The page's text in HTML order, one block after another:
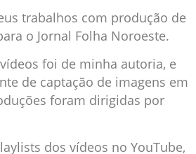
trabalhos com produção de
o Jornal Folha Noroeste.
foi de minha autoria, e
de captação de imagens em
foram dirigidas por
dos vídeos no YouTube,